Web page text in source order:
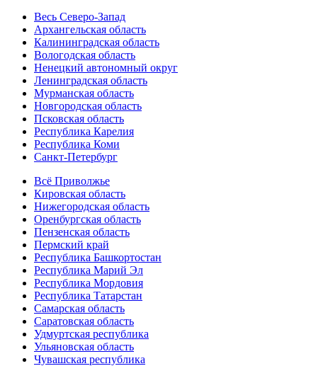
Весь Северо-Запад
Архангельская область
Калининградская область
Вологодская область
Ненецкий автономный округ
Ленинградская область
Мурманская область
Новгородская область
Псковская область
Республика Карелия
Республика Коми
Санкт-Петербург
Всё Приволжье
Кировская область
Нижегородская область
Оренбургская область
Пензенская область
Пермский край
Республика Башкортостан
Республика Марий Эл
Республика Мордовия
Республика Татарстан
Самарская область
Саратовская область
Удмуртская республика
Ульяновская область
Чувашская республика